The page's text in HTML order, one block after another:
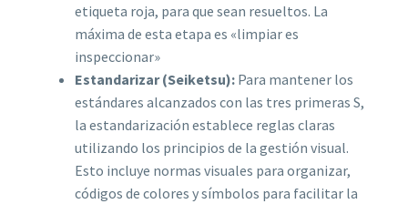
etiqueta roja, para que sean resueltos. La
máxima de esta etapa es «limpiar es
inspeccionar»
Estandarizar (Seiketsu): Para mantener los
estándares alcanzados con las tres primeras S,
la estandarización establece reglas claras
utilizando los principios de la gestión visual.
Esto incluye normas visuales para organizar,
códigos de colores y símbolos para facilitar la